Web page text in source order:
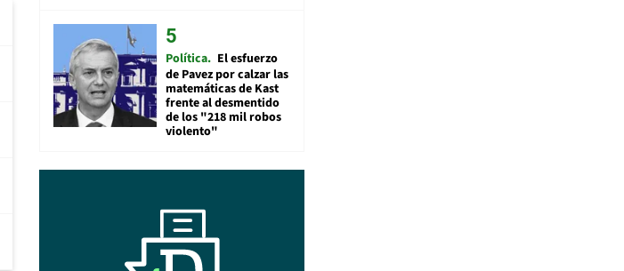
Política El esfuerzo
de Pavez por calzar las
matemáticas de Kast
frente al desmentido
de los "218 mil robos
violento"